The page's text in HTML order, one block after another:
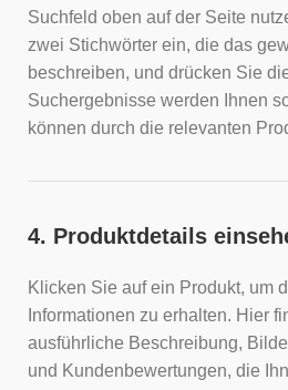
Suchfeld oben auf der Seite
zwei Stichwörter ein, die das
beschreiben, und drücken Sie
Suchergebnisse werden Ihnen
können durch die relevanten
4. Produktdetails
Klicken Sie auf ein Produkt, um
Informationen zu erhalten. Hier
ausführliche Beschreibung,
und Kundenbewertungen, die